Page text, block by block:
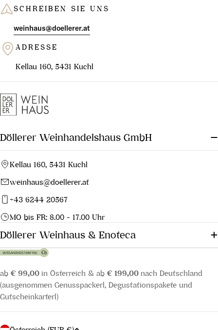
SCHREIBEN SIE UNS
weinhaus@doellerer.at
ADRESSE
Kellau 160, 5431 Kuchl
Döllerer Weinhandelshaus GmbH
Kellau 160, 5431 Kuchl
weinhaus@doellerer.at
+43 6244 20567
MO bis FR: 8.00 - 17.00 Uhr
Döllerer Weinhaus & Enoteca
ab € 99,00 in Österreich & ab € 199,00 nach Deutschland
(ausgenommen Genusspackerl, Degustationspakete und
Gutscheinkarterl)